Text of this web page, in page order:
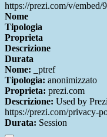
https://prezi.com/v/embed/
Nome
Tipologia
Proprieta
Descrizione
Durata
Nome: _ptref
Tipologia: anonimizzato
Proprieta: prezi.com
Descrizione: Used by
https://prezi.com/privacy-
Durata: Session